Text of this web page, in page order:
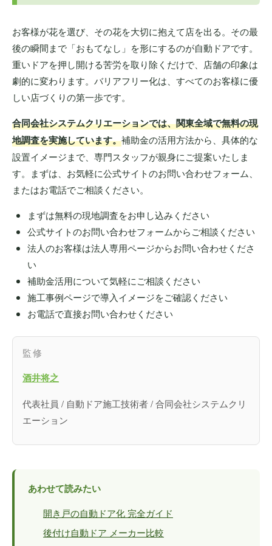
お客様が花を選び、その花を大切に抱えて店を出る。その最
後の瞬間まで「おもてなし」を形にするのが自動ドアです。
重いドアを押し開ける苦労を取り除くだけで、店舗の印象は
劇的に変わります。バリアフリー化は、すべてのお客様に優
しい店づくりの第一歩です。
合同会社システムクリエーションでは、関東全域で無料の現
地調査を実施しています。補助金の活用方法から、具体的な
設置イメージまで、専門スタッフが親身にご提案いたしま
す。まずは、お気軽に公式サイトのお問い合わせフォーム、
またはお電話でご相談ください。
まずは無料の現地調査をお申し込みください
公式サイトのお問い合わせフォームからご相談ください
法人のお客様は法人専用ページからお問い合わせくださ
い
補助金活用について気軽にご相談ください
施工事例ページで導入イメージをご確認ください
お電話で直接お問い合わせください
監修
酒井将之
代表社員 / 自動ドア施工技術者 / 合同会社システムクリ
エーション
あわせて読みたい
開き戸の自動ドア化 完全ガイド
後付け自動ドア メーカー比較